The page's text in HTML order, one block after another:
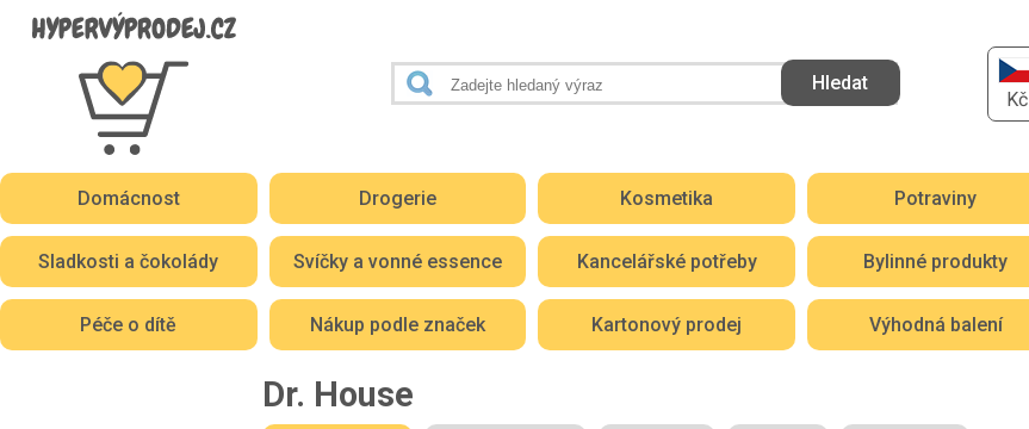
Kč
Domácnost Drogerie Kosmetika Potraviny
Sladkosti a čokolády Svíčky a vonné essence Kancelářské potřeby Bylinné produkty
Péče o dítě Nákup podle značek Kartonový prodej Výhodná balení
Dr. House